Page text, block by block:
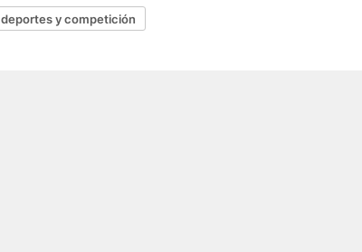
deportes y competición